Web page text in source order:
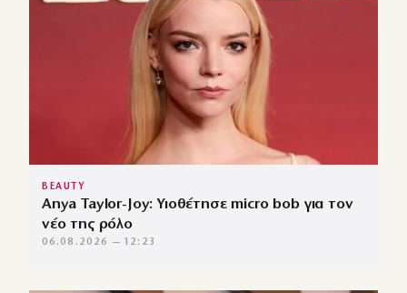
BEAUTY
Anya Taylor-Joy: Υιοθέτησε micro bob για τον
νέο της ρόλο
06.08.2026 — 12:23